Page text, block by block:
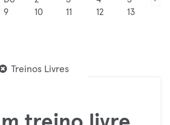
9
10
11
12
13
Treinos Livres